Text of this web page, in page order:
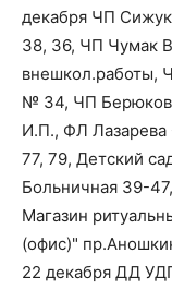
декабря ЧП
38, 36, ЧП Чумак
внешкол.работы,
№ 34, ЧП
И.П., ФЛ
77, 79, Детский
Больничная 39-
Магазин
(офис)"
22 декабря ДД